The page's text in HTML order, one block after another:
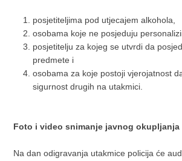
posjetiteljima pod utjecajem alkohola,
osobama koje ne posjeduju
posjetitelju za kojeg se utvrdi da
predmete i
osobama za koje postoji vjerojatnost
sigurnost drugih na utakmici.
Foto i video snimanje javnog okupljanja
Na dan odigravanja utakmice policija će